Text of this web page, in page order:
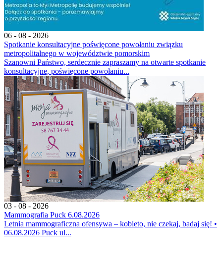
06 - 08 - 2026
Spotkanie konsultacyjne poświęcone powołaniu związku
metropolitalnego w województwie pomorskim
Szanowni Państwo, serdecznie zapraszamy na otwarte spotkanie
konsultacyjne, poświęcone powołaniu...
03 - 08 - 2026
Mammografia Puck 6.08.2026
Letnia mammograficzna ofensywa – kobieto, nie czekaj, badaj się! •
06.08.2026 Puck ul...